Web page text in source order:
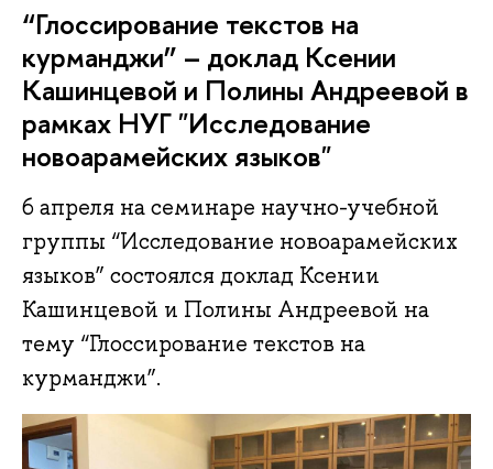
“Глоссирование текстов на
курманджи” – доклад Ксении
Кашинцевой и Полины Андреевой в
рамках НУГ "Исследование
новоарамейских языков"
6 апреля на семинаре научно-учебной
группы “Исследование новоарамейских
языков” состоялся доклад Ксении
Кашинцевой и Полины Андреевой на
тему “Глоссирование текстов на
курманджи”.